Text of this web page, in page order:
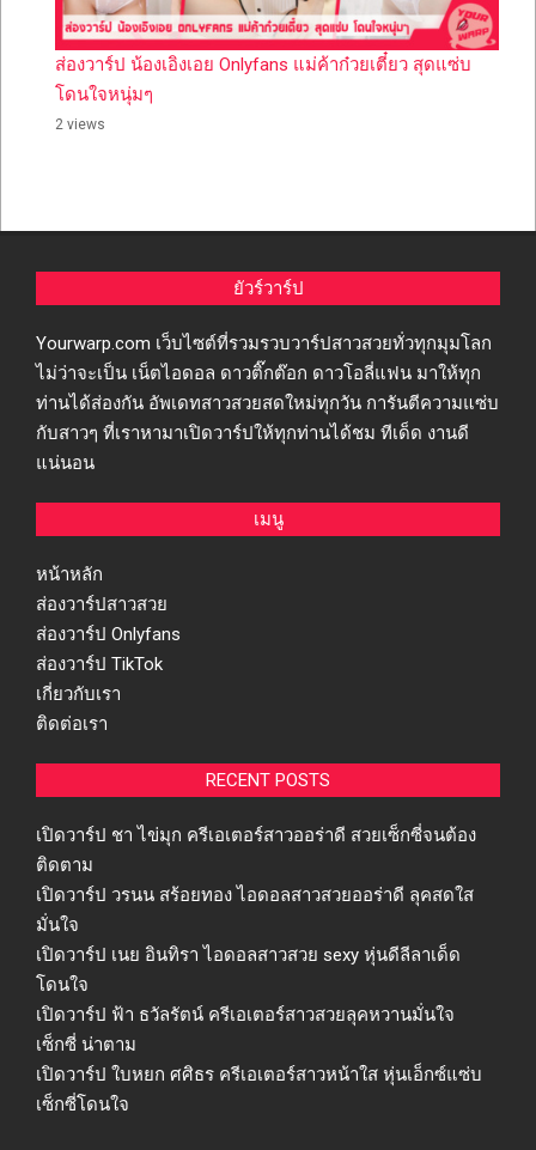
ส่องวาร์ป น้องเอิงเอย Onlyfans แม่ค้าก๋วยเตี๋ยว สุดแซ่บ
โดนใจหนุ่มๆ
2 views
ยัวร์วาร์ป
Yourwarp.com เว็บไซต์ที่รวมรวบวาร์ปสาวสวยทั่วทุกมุมโลก
ไม่ว่าจะเป็น เน็ตไอดอล ดาวติ๊กต๊อก ดาวโอลี่แฟน มาให้ทุก
ท่านได้ส่องกัน อัพเดทสาวสวยสดใหม่ทุกวัน การันตีความแซ่บ
กับสาวๆ ที่เราหามาเปิดวาร์ปให้ทุกท่านได้ชม ทีเด็ด งานดี
แน่นอน
เมนู
หน้าหลัก
ส่องวาร์ปสาวสวย
ส่องวาร์ป Onlyfans
ส่องวาร์ป TikTok
เกี่ยวกับเรา
ติดต่อเรา
RECENT POSTS
เปิดวาร์ป ชา ไข่มุก ครีเอเตอร์สาวออร่าดี สวยเซ็กซี่จนต้อง
ติดตาม
เปิดวาร์ป วรนน สร้อยทอง ไอดอลสาวสวยออร่าดี ลุคสดใส
มั่นใจ
เปิดวาร์ป เนย อินทิรา ไอดอลสาวสวย sexy หุ่นดีลีลาเด็ด
โดนใจ
เปิดวาร์ป ฟ้า ธวัลรัตน์ ครีเอเตอร์สาวสวยลุคหวานมั่นใจ
เซ็กซี่ น่าตาม
เปิดวาร์ป ใบหยก ศศิธร ครีเอเตอร์สาวหน้าใส หุ่นเอ็กซ์แซ่บ
เซ็กซี่โดนใจ